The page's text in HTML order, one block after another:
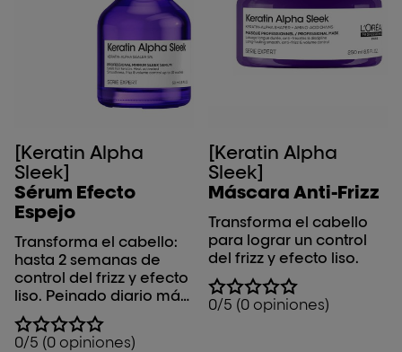
[Keratin Alpha
Sleek]
Sérum Efecto
Espejo
Transforma el cabello:
hasta 2 semanas de
control del frizz y efecto
liso. Peinado diario más
rápido y brillo
instantáneo.**
0/5 (0 opiniones)
[Keratin Alpha
Sleek]
Máscara Anti-Frizz
Transforma el cabello
para lograr un control
del frizz y efecto liso.
0/5 (0 opiniones)